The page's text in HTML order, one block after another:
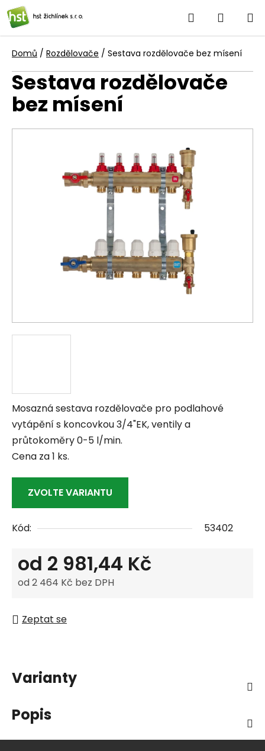
Přejít
na
obsah
Hledat
KOŠÍK
Domů / Rozdělovače / Sestava rozdělovače bez mísení
Mosazná sestava rozdělovače pro podlahové
vytápění s koncovkou 3/4"EK, ventily a
průtokoměry 0-5 l/min.
Cena za 1 ks.
ZVOLTE VARIANTU
Kód: 53402
od 2 981,44 Kč
od2 464 Kč bez DPH
Zeptat se
Sestava rozdělovače
bez mísení
Varianty
Popis